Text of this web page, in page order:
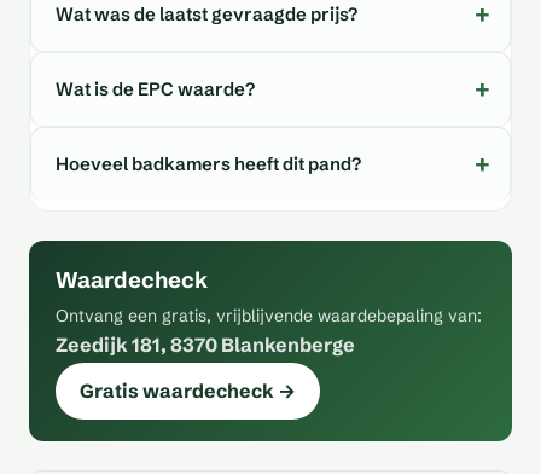
Wat was de laatst gevraagde prijs?
Wat is de EPC waarde?
Hoeveel badkamers heeft dit pand?
Waardecheck
Ontvang een gratis, vrijblijvende waardebepaling van:
Zeedijk 181, 8370 Blankenberge
Gratis waardecheck →